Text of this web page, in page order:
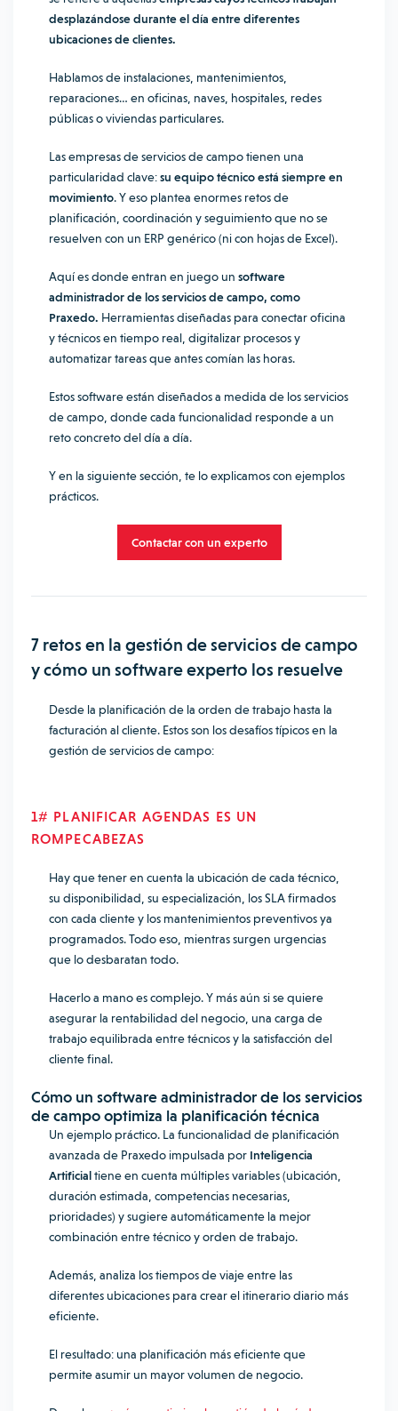
desplazándose durante el día entre diferentes
ubicaciones de clientes.
Hablamos de instalaciones, mantenimientos,
reparaciones… en oficinas, naves, hospitales, redes
públicas o viviendas particulares.
Las empresas de servicios de campo tienen una
particularidad clave:su equipo técnico está siempre en
movimiento. Y eso plantea enormes retos de
planificación, coordinación y seguimiento que no se
resuelven con un ERP genérico (ni con hojas de Excel).
Aquí es donde entran en juego un software
administrador de los servicios de campo, como
Praxedo. Herramientas diseñadas para conectar oficina
y técnicos en tiempo real, digitalizar procesos y
automatizar tareas que antes comían las horas.
Estos software están diseñados a medida de los servicios
de campo, donde cada funcionalidad responde a un
reto concreto del día a día.
Y en la siguiente sección, te lo explicamos con ejemplos
prácticos.
Contactar con un experto
7 retos en la gestión de servicios de campo
y cómo un software experto los resuelve
Desde la planificación de la orden de trabajo hasta la
facturación al cliente. Estos son los desafíos típicos en la
gestión de servicios de campo:
1# PLANIFICAR AGENDAS ES UN
ROMPECABEZAS
Hay que tener en cuenta la ubicación de cada técnico,
su disponibilidad, su especialización, los SLA firmados
con cada cliente y los mantenimientos preventivos ya
programados. Todo eso, mientras surgen urgencias
que lo desbaratan todo.
Hacerlo a mano es complejo. Y más aún si se quiere
asegurar la rentabilidad del negocio, una carga de
trabajo equilibrada entre técnicos y la satisfacción del
cliente final.
Cómo un software administrador de los servicios
de campooptimiza la planificación técnica
Un ejemplo práctico. La funcionalidad de planificación
avanzada de Praxedo impulsada por Inteligencia
Artificialtiene en cuenta múltiples variables (ubicación,
duración estimada, competencias necesarias,
prioridades) y sugiere automáticamente la mejor
combinación entre técnico y orden de trabajo.
Además, analiza los tiempos de viaje entre las
diferentes ubicaciones para crear el itinerario diario más
eficiente.
El resultado: una planificación más eficiente que
permite asumir un mayor volumen de negocio.